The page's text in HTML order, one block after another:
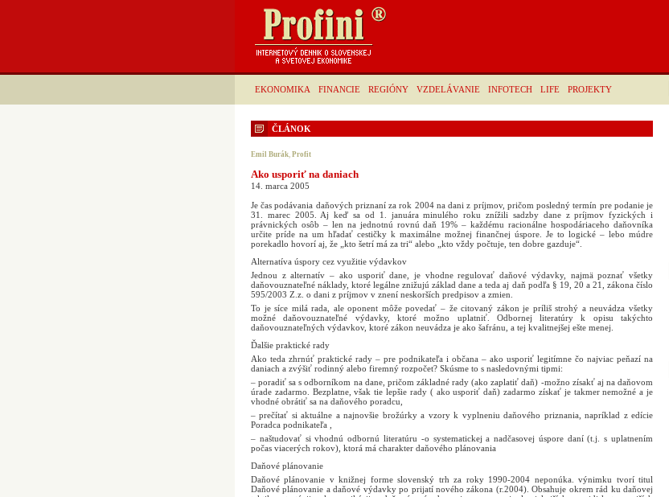
EKONOMIKA FINANCIE REGIÓNY VZDELÁVANIE INFOTECH LIFE PROJEKTY
ČLÁNOK
Emil Burák, Profit
Ako usporiť na daniach
14. marca 2005
Je čas podávania daňových priznaní za rok 2004 na dani z príjmov, pričom posledný termín pre podanie je
31. marec 2005. Aj keď sa od 1. januára minulého roku znížili sadzby dane z príjmov fyzických i
právnických osôb – len na jednotnú rovnú daň 19% – každému racionálne hospodáriaceho daňovníka
určite príde na um hľadať cestičky k maximálne možnej finančnej úspore. Je to logické – lebo múdre
porekadlo hovorí aj, že „kto šetrí má za tri“ alebo „kto vždy počtuje, ten dobre gazduje“.
Alternatíva úspory cez využitie výdavkov
Jednou z alternatív – ako usporiť dane, je vhodne regulovať daňové výdavky, najmä poznať všetky
daňovouznateľné náklady, ktoré legálne znižujú základ dane a teda aj daň podľa § 19, 20 a 21, zákona číslo
595/2003 Z.z. o dani z príjmov v znení neskorších predpisov a zmien.
To je síce milá rada, ale oponent môže povedať – že citovaný zákon je príliš strohý a neuvádza všetky
možné daňovouznateľné výdavky, ktoré možno uplatniť. Odbornej literatúry k opisu takýchto
daňovouznateľných výdavkov, ktoré zákon neuvádza je ako šafránu, a tej kvalitnejšej ešte menej.
Ďalšie praktické rady
Ako teda zhrnúť praktické rady – pre podnikateľa i občana – ako usporiť legitímne čo najviac peňazí na
daniach a zvýšiť rodinný alebo firemný rozpočet? Skúsme to s nasledovnými tipmi:
– poradiť sa s odborníkom na dane, pričom základné rady (ako zaplatiť daň) -možno zísakť aj na daňovom
úrade zadarmo. Bezplatne, však tie lepšie rady ( ako usporiť daň) zadarmo získať je takmer nemožné a je
vhodné obrátiť sa na daňového poradcu,
– prečítať si aktuálne a najnovšie brožúrky a vzory k vyplneniu daňového priznania, napríklad z edície
Poradca podnikateľa ,
– naštudovať si vhodnú odbornú literatúru -o systematickej a nadčasovej úspore daní (t.j. s uplatnením
počas viacerých rokov), ktorá má charakter daňového plánovania
Daňové plánovanie
Daňové plánovanie v knižnej forme slovenský trh za roky 1990-2004 neponúka. výnimku tvorí titul
Daňové plánovanie a daňové výdavky po prijatí nového zákona (r.2004). Obsahuje okrem rád ku daňovej